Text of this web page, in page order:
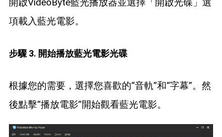
項載入藍光電影。
步驟 3. 開始播放藍光電影光碟
根據您的需要，選擇您喜歡的“音軌”和“字幕”。然
後點擊“播放電影”開始觀看藍光電影。